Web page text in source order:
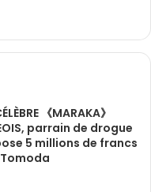
《MARAKA》
parrain de drogue
5 millions de francs